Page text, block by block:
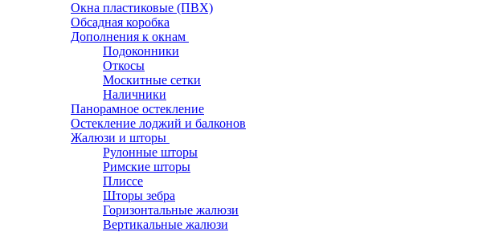
Окна пластиковые (ПВХ)
Обсадная коробка
Дополнения к окнам
Подоконники
Откосы
Москитные сетки
Наличники
Панорамное остекление
Остекление лоджий и балконов
Жалюзи и шторы
Рулонные шторы
Римские шторы
Плиссе
Шторы зебра
Горизонтальные жалюзи
Вертикальные жалюзи